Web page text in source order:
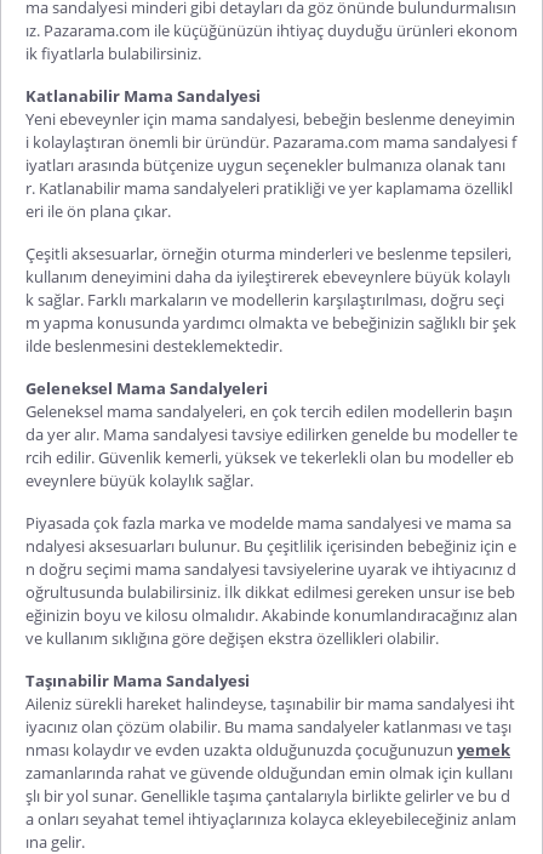
ma sandalyesi minderi gibi detayları da göz önünde bulundurmalısın
ız. Pazarama.com ile küçüğünüzün ihtiyaç duyduğu ürünleri ekonom
ik fiyatlarla bulabilirsiniz.
Katlanabilir Mama Sandalyesi
Yeni ebeveynler için mama sandalyesi, bebeğin beslenme deneyimin
i kolaylaştıran önemli bir üründür. Pazarama.com mama sandalyesi f
iyatları arasında bütçenize uygun seçenekler bulmanıza olanak tanı
r. Katlanabilir mama sandalyeleri pratikliği ve yer kaplamama özellikl
eri ile ön plana çıkar.
Çeşitli aksesuarlar, örneğin oturma minderleri ve beslenme tepsileri,
kullanım deneyimini daha da iyileştirerek ebeveynlere büyük kolaylı
k sağlar. Farklı markaların ve modellerin karşılaştırılması, doğru seçi
m yapma konusunda yardımcı olmakta ve bebeğinizin sağlıklı bir şek
ilde beslenmesini desteklemektedir.
Geleneksel Mama Sandalyeleri
Geleneksel mama sandalyeleri, en çok tercih edilen modellerin başın
da yer alır. Mama sandalyesi tavsiye edilirken genelde bu modeller te
rcih edilir. Güvenlik kemerli, yüksek ve tekerlekli olan bu modeller eb
eveynlere büyük kolaylık sağlar.
Piyasada çok fazla marka ve modelde mama sandalyesi ve mama sa
ndalyesi aksesuarları bulunur. Bu çeşitlilik içerisinden bebeğiniz için e
n doğru seçimi mama sandalyesi tavsiyelerine uyarak ve ihtiyacınız d
oğrultusunda bulabilirsiniz. İlk dikkat edilmesi gereken unsur ise beb
eğinizin boyu ve kilosu olmalıdır. Akabinde konumlandıracağınız alan
ve kullanım sıklığına göre değişen ekstra özellikleri olabilir.
Taşınabilir Mama Sandalyesi
Aileniz sürekli hareket halindeyse, taşınabilir bir mama sandalyesi iht
iyacınız olan çözüm olabilir. Bu mama sandalyeler katlanması ve taşı
nması kolaydır ve evden uzakta olduğunuzda çocuğunuzun yemek
zamanlarında rahat ve güvende olduğundan emin olmak için kullanı
şlı bir yol sunar. Genellikle taşıma çantalarıyla birlikte gelirler ve bu d
a onları seyahat temel ihtiyaçlarınıza kolayca ekleyebileceğiniz anlam
ına gelir.